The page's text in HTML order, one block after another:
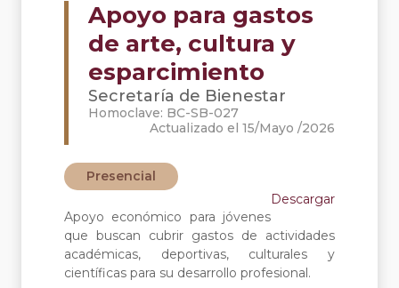
Apoyo para gastos
de arte, cultura y
esparcimiento
Secretaría de Bienestar
Homoclave: BC-SB-027
Actualizado el 15/Mayo /2026
Presencial
Descargar
Apoyo económico para jóvenes
que buscan cubrir gastos de actividades
académicas, deportivas, culturales y
científicas para su desarrollo profesional.